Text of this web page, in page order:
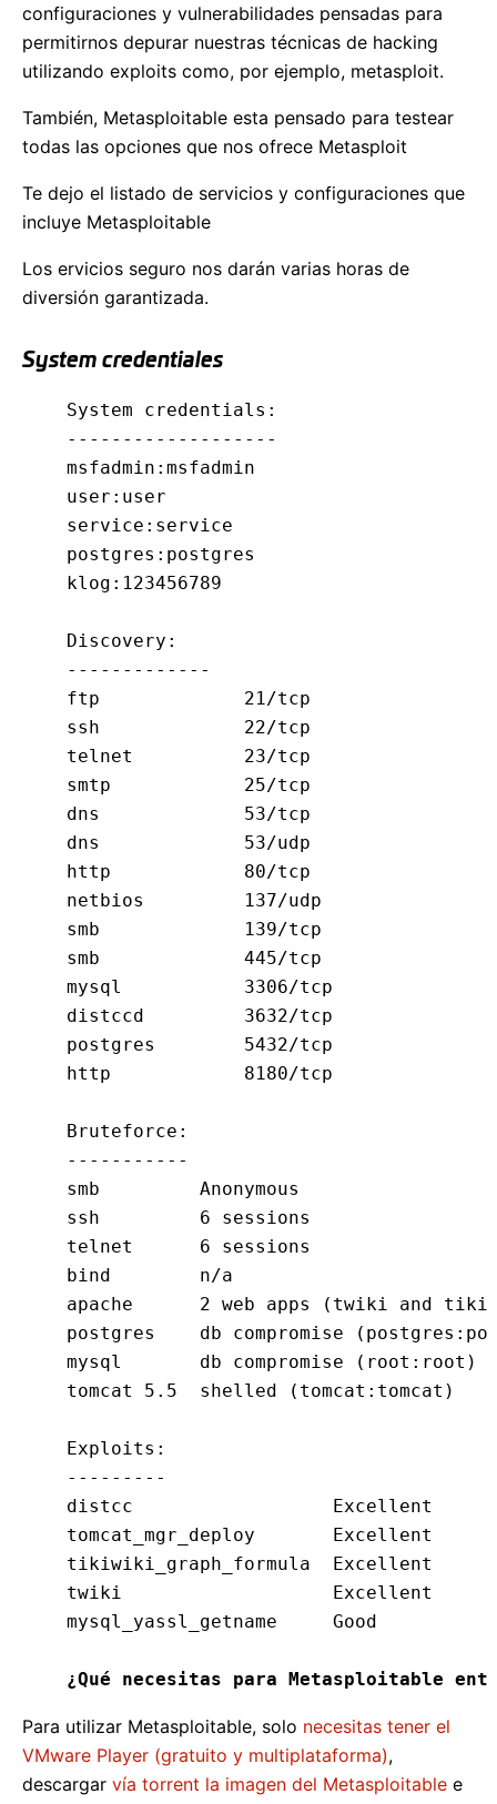
configuraciones y vulnerabilidades pensadas para
permitirnos depurar nuestras técnicas de hacking
utilizando exploits como, por ejemplo, metasploit.
También, Metasploitable esta pensado para testear
todas las opciones que nos ofrece Metasploit
Te dejo el listado de servicios y configuraciones que
incluye Metasploitable
Los ervicios seguro nos darán varias horas de
diversión garantizada.
System credentiales
System credentials:
-------------------
msfadmin:msfadmin
user:user
service:service
postgres:postgres
klog:123456789
Discovery:
-------------
ftp  		21/tcp
ssh 		22/tcp
telnet 		23/tcp
smtp 		25/tcp
dns 		53/tcp
dns 		53/udp
http 		80/tcp
netbios  	137/udp
smb 		139/tcp
smb 		445/tcp
mysql 		3306/tcp
distccd         3632/tcp
postgres 	5432/tcp
http 		8180/tcp
Bruteforce:
-----------
smb         Anonymous
ssh         6 sessions
telnet      6 sessions
bind        n/a
apache      2 web apps (twiki and
postgres    db compromise
mysql       db compromise (root:root)
tomcat 5.5  shelled (tomcat:tomcat)
Exploits:
---------
distcc                  Excellent     1
tomcat_mgr_deploy       Excellent
tikiwiki_graph_formula  Excellent
twiki                   Excellent
mysql_yassl_getname     Good
¿Qué necesitas para Metasploitable
Para utilizar Metasploitable, solo necesitas tener el
VMware Player (gratuito y multiplataforma),
descargar vía torrent la imagen del Metasploitable e